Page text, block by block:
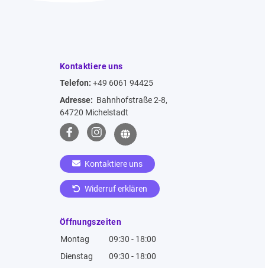
Kontaktiere uns
Telefon: +49 6061 94425
Adresse: Bahnhofstraße 2-8,
64720 Michelstadt
Kontaktiere uns
Widerruf erklären
Öffnungszeiten
Montag
09:30 - 18:00
Dienstag
09:30 - 18:00